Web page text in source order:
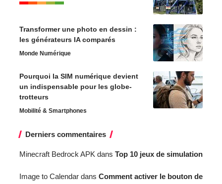
Transformer une photo en dessin :
les générateurs IA comparés
Monde Numérique
Pourquoi la SIM numérique devient
un indispensable pour les globe-
trotteurs
Mobilité & Smartphones
Derniers commentaires
Minecraft Bedrock APK dans Top 10 jeux de simulation
Image to Calendar dans Comment activer le bouton de